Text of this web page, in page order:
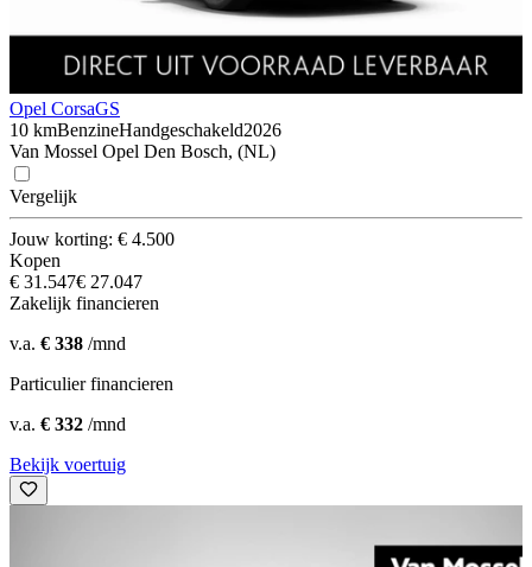
Opel CorsaGS
10 kmBenzineHandgeschakeld2026
Van Mossel Opel Den Bosch, (NL)
Vergelijk
Jouw korting: € 4.500
Kopen
€ 31.547€ 27.047
Zakelijk financieren
v.a. € 338 /mnd
Particulier financieren
v.a. € 332 /mnd
Bekijk voertuig